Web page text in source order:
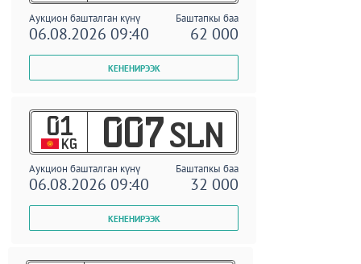
Аукцион башталган күнү Баштапкы баа
06.08.2026 09:40 62 000
01
KG 007 SLN
Аукцион башталган күнү Баштапкы баа
06.08.2026 09:40 32 000